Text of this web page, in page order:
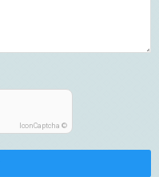
IconCaptcha ©